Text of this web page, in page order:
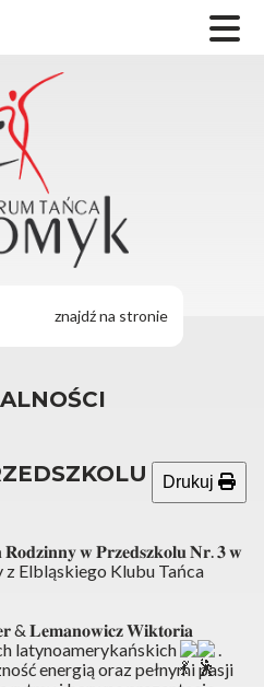
NR 3
Drukuj
𝐰 𝐏𝐫𝐳𝐞𝐝𝐬𝐳𝐤𝐨𝐥𝐮 𝐍𝐫. 𝟑 𝐰
z Elbląskiego Klubu Tańca
& 𝐋𝐞𝐦𝐚𝐧𝐨𝐰𝐢𝐜𝐳 𝐖𝐢𝐤𝐭𝐨𝐫𝐢𝐚
latynoamerykańskich
.
energią oraz pełnymi pasji